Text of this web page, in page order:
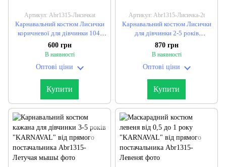
Артикул: Abr1315-Лисичкаt
Карнавальний костюм Лисички
коричневої для дівчинки 104-
116 см."KARNAVAL" від
прямого постачальника
600 грн
В наявності
Оптові ціни
Купити
Артикул: Abr1315-Лисичка-2t
Карнавальний костюм Лисички
для дівчинки 2-5 років
"KARNAVAL" від прямого
постачальника
870 грн
В наявності
Оптові ціни
Купити